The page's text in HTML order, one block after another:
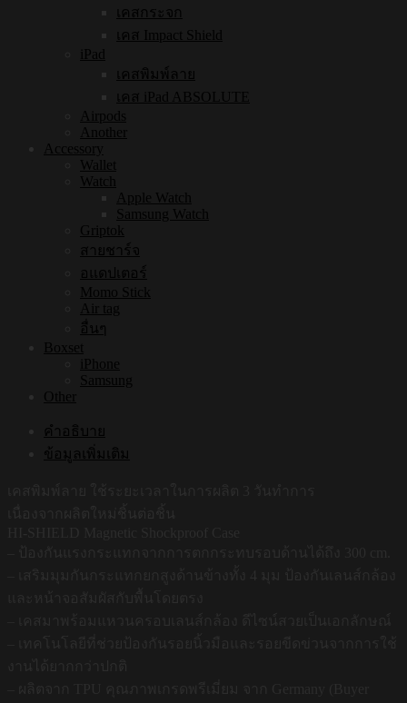
เคสกระจก
เคส Impact Shield
iPad
เคสพิมพ์ลาย
เคส iPad ABSOLUTE
Airpods
Another
Accessory
Wallet
Watch
Apple Watch
Samsung Watch
Griptok
สายชาร์จ
อแดปเตอร์
Momo Stick
Air tag
อื่นๆ
Boxset
iPhone
Samsung
Other
คำอธิบาย
ข้อมูลเพิ่มเติม